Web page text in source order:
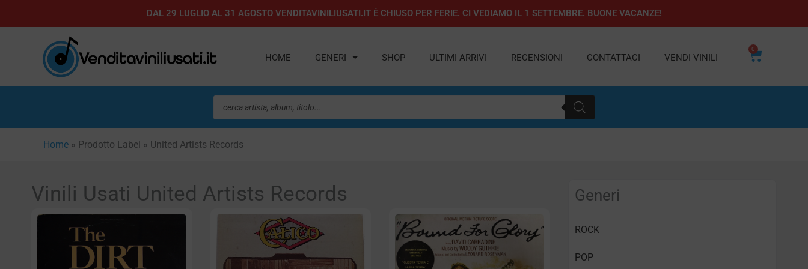
al
DAL 29 LUGLIO AL 31 AGOSTO VENDITAVINILIUSATI.IT È CHIUSO PER FERIE. CI VEDIAMO IL 1 SETTEMBRE. BUONE VACANZE!
HOME GENERI SHOP ULTIMI ARRIVI RECENSIONI CONTATTACI VENDI VINILI
0
Carrello
Ricerca
prodotti
Home » Prodotto Label » United Artists Records
Vinili Usati United Artists Records
Pagina
Generi
ROCK
POP